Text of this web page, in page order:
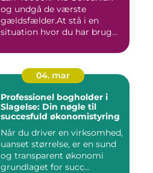
og undgå de værste
gældsfælder.At stå i en
situation hvor du har brug
04. mar
Professionel bogholder i
Slagelse: Din nøgle til
succesfuld økonomistyring
Når du driver en virksomhed,
uanset størrelse, er en sund
og transparent økonomi
grundlaget for succ...